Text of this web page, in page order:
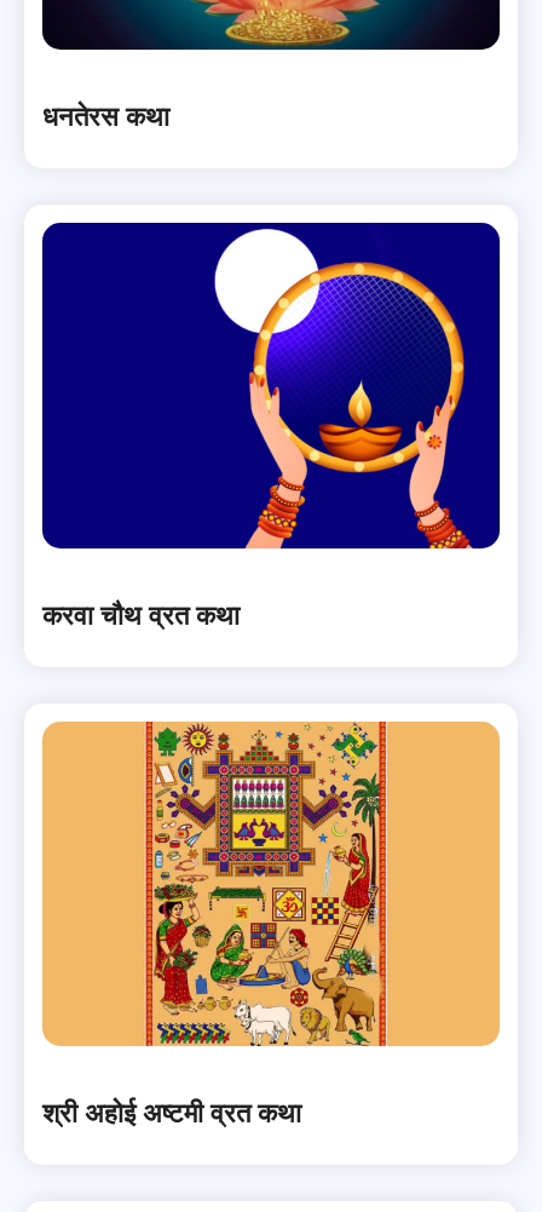
धनतेरस कथा
करवा चौथ व्रत कथा
श्री अहोई अष्टमी व्रत कथा